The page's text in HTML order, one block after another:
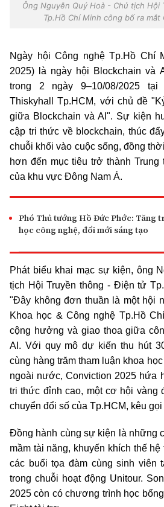
Ông Nguyễn Quý Hoà - Chủ tịch
Tp.Hồ Chí Minh công bố ra mắt
Ngày hội Công nghệ Tp.Hồ Chí
2025) là ngày hội Blockchain và
trong 2 ngày 9–10/08/2025
Thiskyhall Tp.HCM, với chủ đề
giữa Blockchain và AI". Sự kiện
cập tri thức về blockchain, thúc
chuỗi khối vào cuộc sống, đồng
hơn đến mục tiêu trở thành Trung
của khu vực Đông Nam Á.
Phó Thủ tướng Hồ Đức Phớc: Tăng
học công nghệ, đổi mới sáng tạo
Phát biểu khai mạc sự kiện, ông
tịch Hội Truyền thông - Điện tử
"Đây không đơn thuần là một hội
Khoa học & Công nghệ Tp.Hồ
cộng hưởng và giao thoa giữa
AI. Với quy mô dự kiến thu hút
cùng hàng trăm tham luận khoa
ngoài nước, Conviction 2025 hứa
tri thức đỉnh cao, một cơ hội vàng
chuyển đổi số của Tp.HCM, kêu
Đồng hành cùng sự kiện là những
mầm tài năng, khuyến khích thế
các buổi tọa đàm cùng sinh viên
trong chuỗi hoạt động Unitour.
2025 còn có chương trình học